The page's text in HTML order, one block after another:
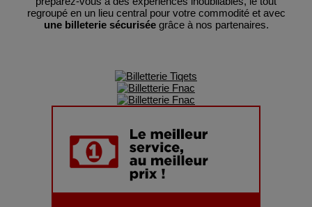
regroupé en un lieu central pour votre commodité et avec
une billeterie sécuriséegrâce à nos partenaires.